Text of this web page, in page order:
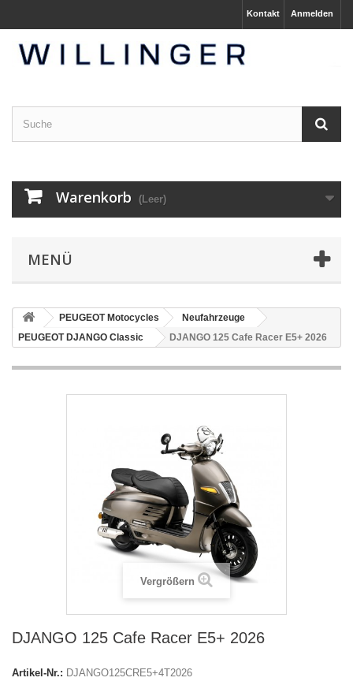
Anmelden
Kontakt
Warenkorb (Leer)
MENÜ
PEUGEOT Motocycles
Neufahrzeuge
PEUGEOT DJANGO Classic
DJANGO 125 Cafe Racer E5+ 2026
Vergrößern
DJANGO 125 Cafe Racer E5+ 2026
Artikel-Nr.: DJANGO125CRE5+4T2026